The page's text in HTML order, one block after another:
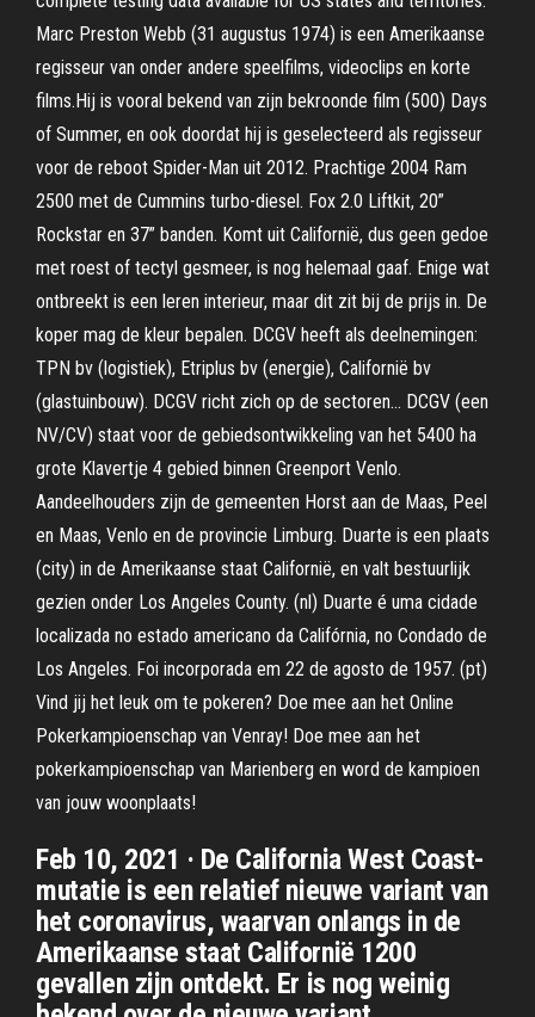
Marc Preston Webb (31 augustus 1974) is een Amerikaanse
regisseur van onder andere speelfilms, videoclips en korte
films.Hij is vooral bekend van zijn bekroonde film (500) Days
of Summer, en ook doordat hij is geselecteerd als regisseur
voor de reboot Spider-Man uit 2012. Prachtige 2004 Ram
2500 met de Cummins turbo-diesel. Fox 2.0 Liftkit, 20”
Rockstar en 37” banden. Komt uit Californië, dus geen gedoe
met roest of tectyl gesmeer, is nog helemaal gaaf. Enige wat
ontbreekt is een leren interieur, maar dit zit bij de prijs in. De
koper mag de kleur bepalen. DCGV heeft als deelnemingen:
TPN bv (logistiek), Etriplus bv (energie), Californië bv
(glastuinbouw). DCGV richt zich op de sectoren… DCGV (een
NV/CV) staat voor de gebiedsontwikkeling van het 5400 ha
grote Klavertje 4 gebied binnen Greenport Venlo.
Aandeelhouders zijn de gemeenten Horst aan de Maas, Peel
en Maas, Venlo en de provincie Limburg. Duarte is een plaats
(city) in de Amerikaanse staat Californië, en valt bestuurlijk
gezien onder Los Angeles County. (nl) Duarte é uma cidade
localizada no estado americano da Califórnia, no Condado de
Los Angeles. Foi incorporada em 22 de agosto de 1957. (pt)
Vind jij het leuk om te pokeren? Doe mee aan het Online
Pokerkampioenschap van Venray! Doe mee aan het
pokerkampioenschap van Marienberg en word de kampioen
van jouw woonplaats!
Feb 10, 2021 · De California West Coast-
mutatie is een relatief nieuwe variant van
het coronavirus, waarvan onlangs in de
Amerikaanse staat Californië 1200
gevallen zijn ontdekt. Er is nog weinig